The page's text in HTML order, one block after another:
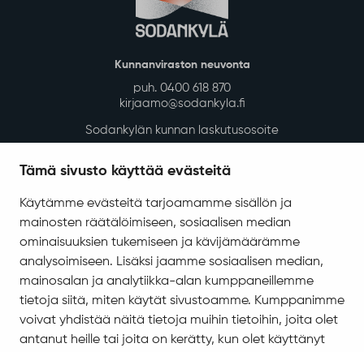
Tämä sivusto käyttää evästeitä
Käytämme evästeitä tarjoamamme sisällön ja
mainosten räätälöimiseen, sosiaalisen median
ominaisuuksien tukemiseen ja kävijämäärämme
analysoimiseen. Lisäksi jaamme sosiaalisen median,
mainosalan ja analytiikka-alan kumppaneillemme
tietoja siitä, miten käytät sivustoamme. Kumppanimme
voivat yhdistää näitä tietoja muihin tietoihin, joita olet
antanut heille tai joita on kerätty, kun olet käyttänyt
Kunnanviraston neuvonta
puh. 0400 618 870
kirjaamo@sodankyla.fi
Sodankylän kunnan laskutusosoite
Asiakirjajulkisuuskuvaus
Evästeiden hallinta
Yhteystiedot
Jäämerentie 1, 99601 Sodankylä
Kaikki yhteystiedot
Henkilökunnan intranet